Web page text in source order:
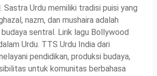
Urdu memiliki tradisi puisi yang
nazm, dan mushaira adalah
sentral. Lirik lagu Bollywood
Urdu. TTS Urdu India dari
pendidikan, produksi budaya,
untuk komunitas berbahasa